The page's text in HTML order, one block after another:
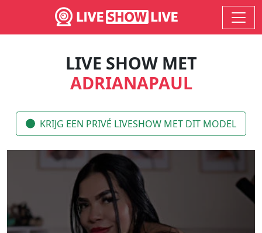
LIVE SHOW MET
ADRIANAPAUL
KRIJG EEN PRIVÉ LIVESHOW MET DIT MODEL